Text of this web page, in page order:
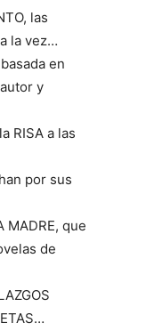
las
la vez…
en
y
RISA a las
por sus
MADRE, que
de